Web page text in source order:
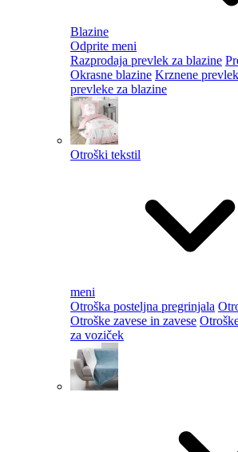
Blazine
Odprite meni
Razprodaja prevlek za blazine
Okrasne blazine Krznene
prevleke za blazine
Otroški tekstil
meni
Otroška posteljna pregrinjala
Otroške zavese in zavese
za voziček